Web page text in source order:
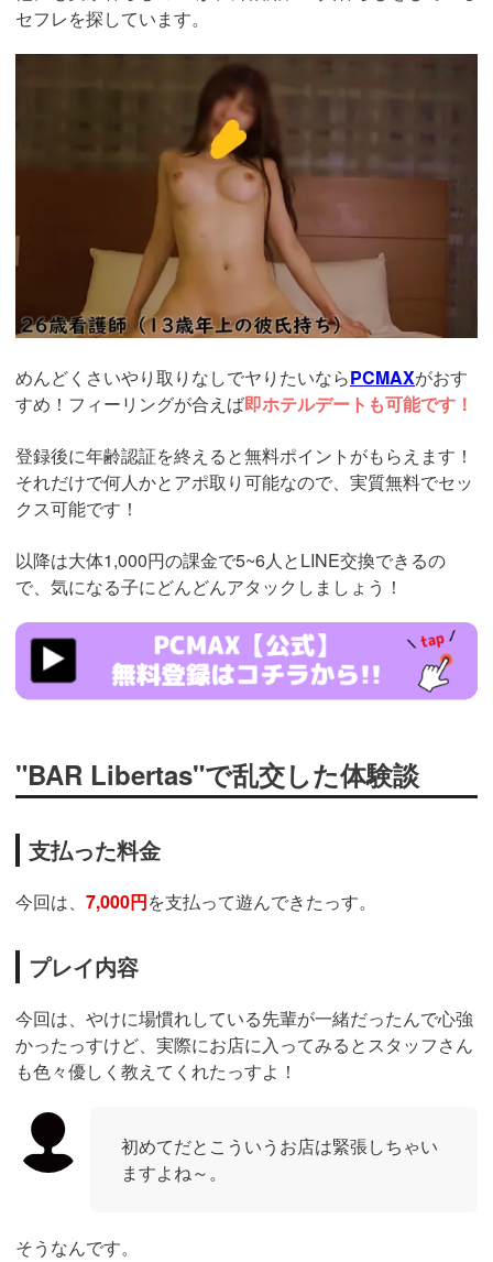
セフレを探しています。
めんどくさいやり取りなしでヤりたいならPCMAXがおす
すめ！フィーリングが合えば即ホテルデートも可能です！
登録後に年齢認証を終えると無料ポイントがもらえます！
それだけで何人かとアポ取り可能なので、実質無料でセッ
クス可能です！
以降は大体1,000円の課金で5~6人とLINE交換できるの
で、気になる子にどんどんアタックしましょう！
https://pcmax.jp/lp/?
ad_id=rm307152
"BAR Libertas"で乱交した体験談
支払った料金
今回は、 7,000円を支払って遊んできたっす。
プレイ内容
今回は、やけに場慣れしている先輩が一緒だったんで心強
かったっすけど、実際にお店に入ってみるとスタッフさん
も色々優しく教えてくれたっすよ！
初めてだとこういうお店は緊張しちゃい
ますよね～。
そうなんです。